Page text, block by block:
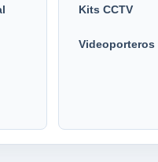
Kits CCTV
Videoporteros